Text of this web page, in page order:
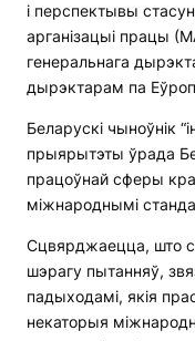
і перспектывы
арганізацыі працы
генеральнага
дырэктарам па
Беларускі чыноўнік
прыярытэты ўрада
працоўнай сферы
міжнароднымі
Сцвярджаецца, што
шэрагу пытанняў,
падыходамі, якія
некаторыя